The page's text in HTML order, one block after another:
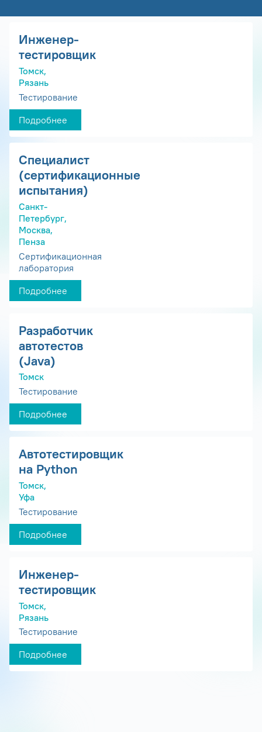
Инженер-
тестировщик
Томск,
Рязань
Тестирование
Подробнее
Специалист
(сертификационные
испытания)
Санкт-
Петербург,
Москва,
Пенза
Сертификационная
лаборатория
Подробнее
Разработчик
автотестов
(Java)
Томск
Тестирование
Подробнее
Автотестировщик
на Python
Томск,
Уфа
Тестирование
Подробнее
Инженер-
тестировщик
Томск,
Рязань
Тестирование
Подробнее